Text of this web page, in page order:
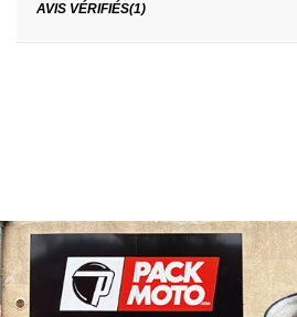
AVIS VÉRIFIÉS(1)